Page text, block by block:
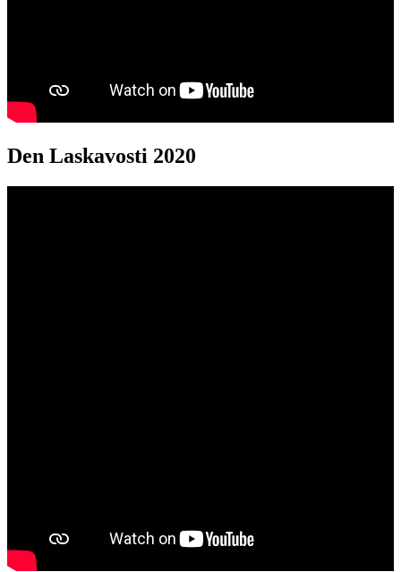
Den Laskavosti 2020